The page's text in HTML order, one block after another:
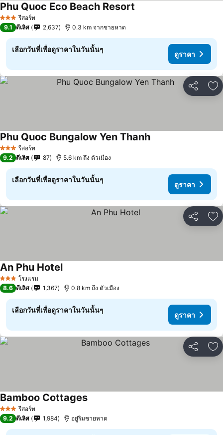
3 ดาว รีสอร์ท
Phu Quoc Eco Beach Resort
9.1 ดีเลิศ 2,637 0.3 km จากชายหาด
เลือกวันที่เพื่อดูราคาในวันนั้นๆ
ดูราคา
แชร์ เ
3 ดาว รีสอร์ท
Phu Quoc Bungalow Yen Thanh
9.2 ดีเลิศ 87 5.6 km ถึง ตัวเมือง
เลือกวันที่เพื่อดูราคาในวันนั้นๆ
ดูราคา
แชร์ เ
3 ดาว โรงแรม
An Phu Hotel
8.6 ดีเลิศ 1,367 0.8 km ถึง ตัวเมือง
เลือกวันที่เพื่อดูราคาในวันนั้นๆ
ดูราคา
แชร์ เ
3 ดาว รีสอร์ท
Bamboo Cottages
9.2 ดีเลิศ 1,984 อยู่ริมชายหาด